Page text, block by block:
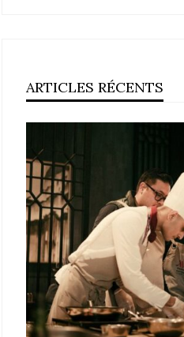
ARTICLES RÉCENTS